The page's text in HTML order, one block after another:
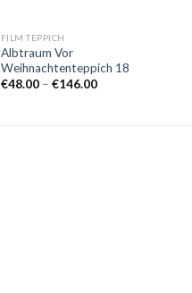
FILM TEPPICH
Albtraum Vor
Weihnachtenteppich 18
€48.00 – €146.00Preisspanne: